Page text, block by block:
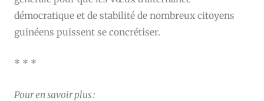
démocratique et de stabilité de nombreux citoyens
guinéens puissent se concrétiser.
* * *
Pour en savoir plus :